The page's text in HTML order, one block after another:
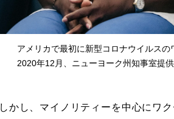
アメリカで最初に新型コロナウイルス
2020年12月、ニューヨーク州知事室提供
しかし、マイノリティーを中心にワ